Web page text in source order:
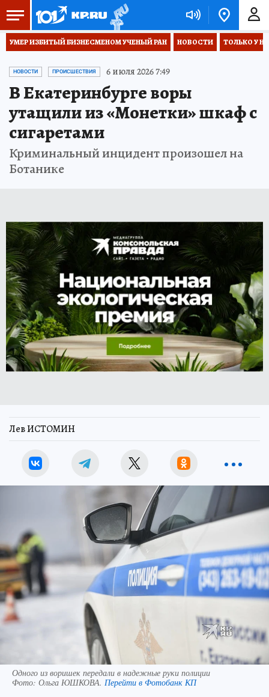
УМЕР ИЗБИТЫЙ БИЗНЕСМЕНОМ УЧЕНЫЙ РАН НОВОСТИ ТОЛЬКО У
НОВОСТИ ПРОИСШЕСТВИЯ 6 июля 2026 7:49
В Екатеринбурге воры
утащили из «Монетки» шкаф с
сигаретами
Криминальный инцидент произошел на
Ботанике
Лев ИСТОМИН
Одного из воришек передали в надежные руки полиции
Фото: Ольга ЮШКОВА. Перейти в Фотобанк КП